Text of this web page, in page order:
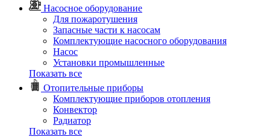
Насосное оборудование
Для пожаротушения
Запасные части к насосам
Комплектующие насосного оборудования
Насос
Установки промышленные
Показать все
Отопительные приборы
Комплектующие приборов отопления
Конвектор
Радиатор
Показать все